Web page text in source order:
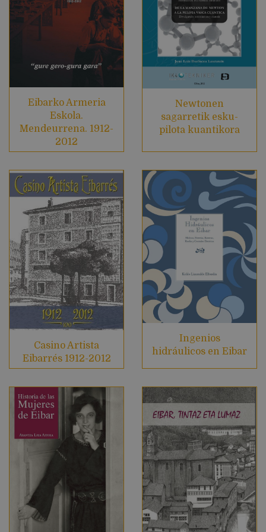
Eibarko Armeria
Eskola.
Mendeurrena. 1912-
2012
Newtonen
sagarretik esku-
pilota kuantikora
Casino Artista
Eibarrés 1912-2012
Ingenios
hidráulicos en Eibar